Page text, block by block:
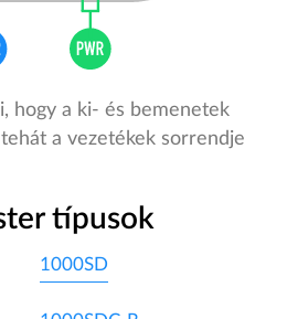
hogy a ki- és bemenetek
a vezetékek sorrendje
típusok
1000SD